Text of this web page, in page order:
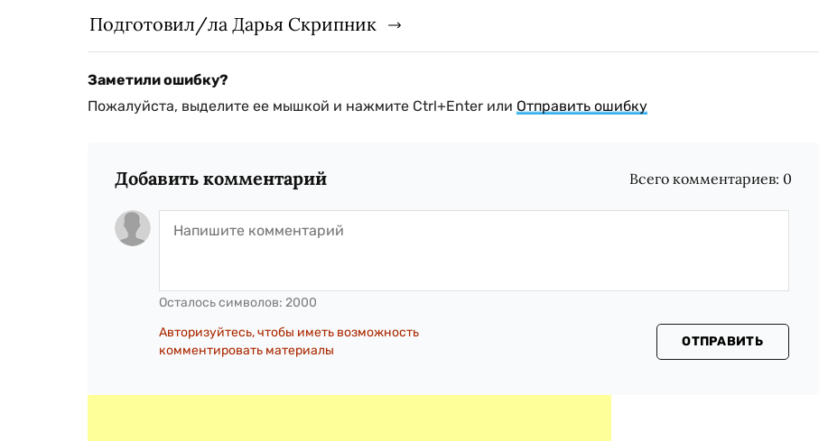
Подготовил/ла Дарья Скрипник
Заметили ошибку?
Пожалуйста, выделите ее мышкой и нажмите Ctrl+Enter или Отправить ошибку
Добавить комментарий Всего комментариев: 0
Осталось символов: 2000
Авторизуйтесь, чтобы иметь возможность
комментировать материалы
ОТПРАВИТЬ